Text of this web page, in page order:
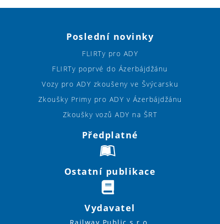
Poslední novinky
FLIRTy pro ADY
FLIRTy poprvé do Ázerbájdžánu
Vozy pro ADY zkoušeny ve Švýcarsku
Zkoušky Primy pro ADY v Ázerbájdžánu
Zkoušky vozů ADY na ŠRT
Předplatné
Ostatní publikace
Vydavatel